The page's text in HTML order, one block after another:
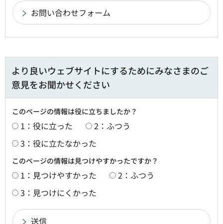
より良いウェブサイトにするためにみなさまのご
意見をお聞かせください
このページの情報は役に立ちましたか？
1：役に立った
2：ふつう
3：役に立たなかった
このページの情報は見つけやすかったですか？
1：見つけやすかった
2：ふつう
3：見つけにくかった